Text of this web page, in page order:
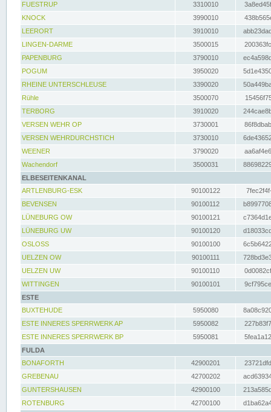
FUESTRUP
3310010
KNOCK
3990010
LEERORT
3910010
LINGEN-DARME
3500015
PAPENBURG
3790010
POGUM
3950020
RHEINE UNTERSCHLEUSE
3390020
Rühle
3500070
TERBORG
3910020
VERSEN WEHR OP
3730001
VERSEN WEHRDURCHSTICH
3730010
WEENER
3790020
Wachendorf
3500031
ELBESEITENKANAL
ARTLENBURG-ESK
90100122
BEVENSEN
90100112
LÜNEBURG OW
90100121
LÜNEBURG UW
90100120
OSLOSS
90100100
UELZEN OW
90100111
UELZEN UW
90100110
WITTINGEN
90100101
ESTE
BUXTEHUDE
5950080
ESTE INNERES SPERRWERK AP
5950082
ESTE INNERES SPERRWERK BP
5950081
FULDA
BONAFORTH
42900201
GREBENAU
42700202
GUNTERSHAUSEN
42900100
ROTENBURG
42700100